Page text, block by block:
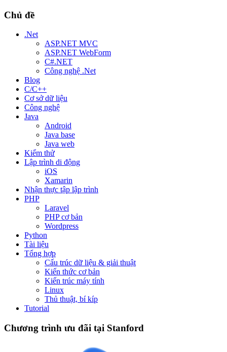
Chủ đề
.Net
ASP.NET MVC
ASP.NET WebForm
C#.NET
Công nghệ .Net
Blog
C/C++
Cơ sở dữ liệu
Công nghệ
Java
Android
Java base
Java web
Kiểm thử
Lập trình di động
iOS
Xamarin
Nhận thực tập lập trình
PHP
Laravel
PHP cơ bản
Wordpress
Python
Tài liệu
Tổng hợp
Cấu trúc dữ liệu & giải thuật
Kiến thức cơ bản
Kiến trúc máy tính
Linux
Thủ thuật, bí kíp
Tutorial
Chương trình ưu đãi tại Stanford